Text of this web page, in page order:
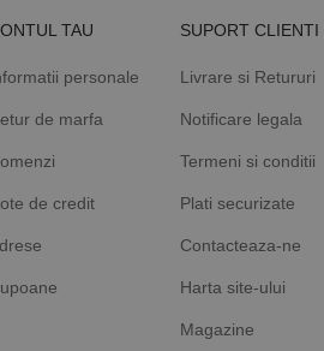
TAU
personale
de marfa
de credit
SUPORT CLIENTI
Livrare si Retururi
Notificare legala
Termeni si conditii
Plati securizate
Contacteaza-ne
Harta site-ului
Magazine